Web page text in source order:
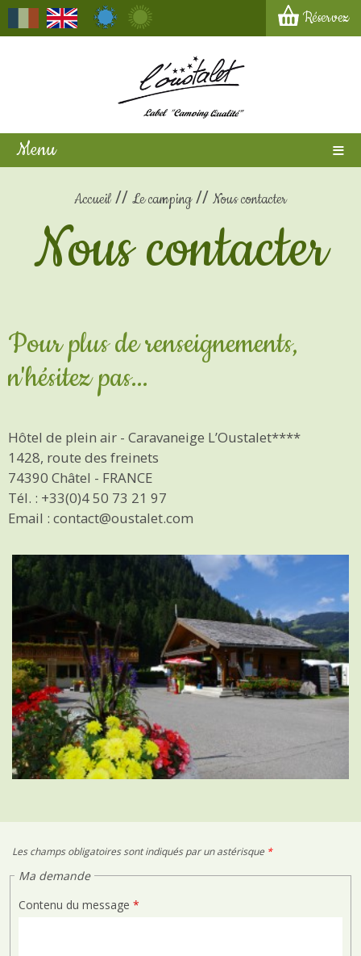
Réservez
Menu
Accueil Le camping Nous contacter
Nous contacter
Pour plus de renseignements,
n'hésitez pas...
Hôtel de plein air - Caravaneige L’Oustalet****
1428, route des freinets
74390 Châtel - FRANCE
Tél. : +33(0)4 50 73 21 97
Email : contact@oustalet.com
Les champs obligatoires sont indiqués par un astérisque *
Ma demande
Contenu du message *